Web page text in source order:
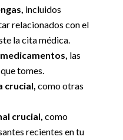
incluidos
relacionados con el
la cita médica.
las
tomes.
como otras
crucial, como
recientes en tu